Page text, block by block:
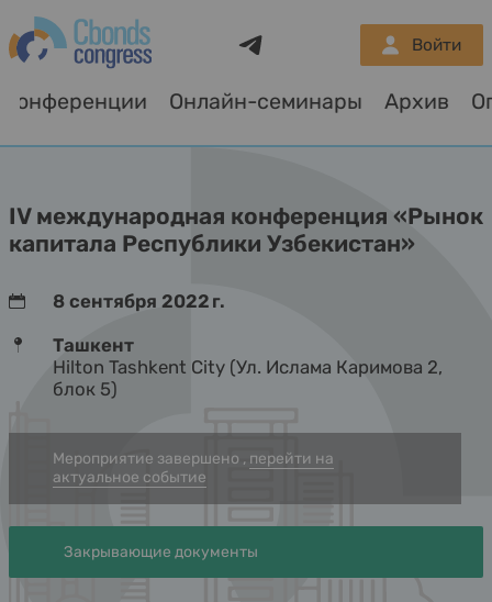
Конференции Онлайн-семинары Архив
Войти
IV международная конференция «Рынок
капитала Республики Узбекистан»
8 сентября 2022 г.
Ташкент
Hilton Tashkent City (Ул. Ислама Каримова 2,
блок 5)
Мероприятие завершено , перейти на
актуальное событие
Закрывающие документы